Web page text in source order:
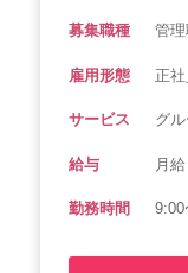
募集職種 管
雇用形態 正社
サービス グ
給与 月
勤務時間 9:00